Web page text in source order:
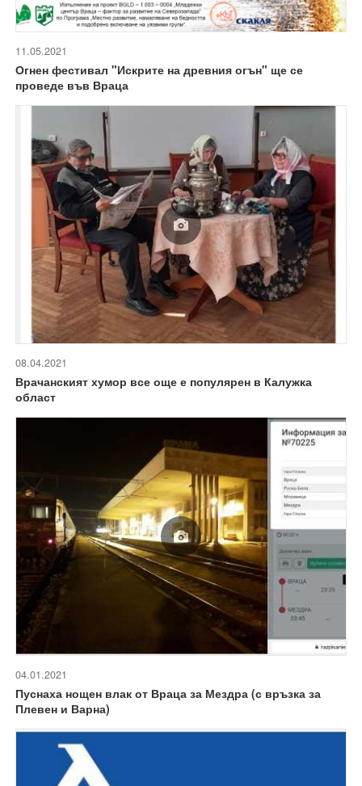
11.05.2021
Огнен фестивал "Искрите на древния огън" ще се
проведе във Враца
08.04.2021
Врачанският хумор все още е популярен в Калужка
област
04.01.2021
Пуснаха нощен влак от Враца за Мездра (с връзка за
Плевен и Варна)